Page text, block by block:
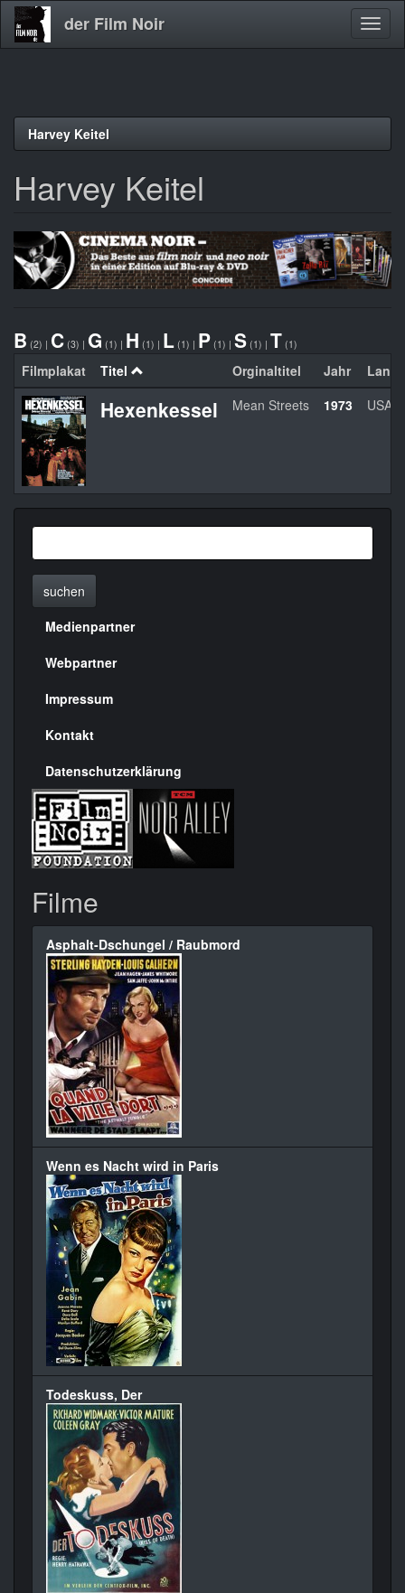
Direkt
der Film Noir
Harvey Keitel
Harvey Keitel
B (2) | C (3) | G (1) | H (1) | L (1) | P (1) | S (1) | T (1)
Filmplakat Titel Orginaltitel Jahr Land
Hexenkessel Mean Streets 1973 USA
suchen
Menülinks
rechte
Seite
Medienpartner
Webpartner
Impressum
Kontakt
Datenschutzerklärung
Filme
Asphalt-Dschungel / Raubmord
Wenn es Nacht wird in Paris
Todeskuss, Der